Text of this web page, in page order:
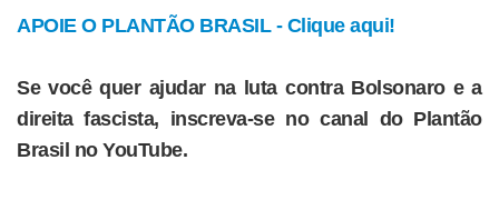
APOIE O PLANTÃO BRASIL - Clique aqui!
Se você quer ajudar na luta contra Bolsonaro e a
direita fascista, inscreva-se no canal do Plantão
Brasil no YouTube.